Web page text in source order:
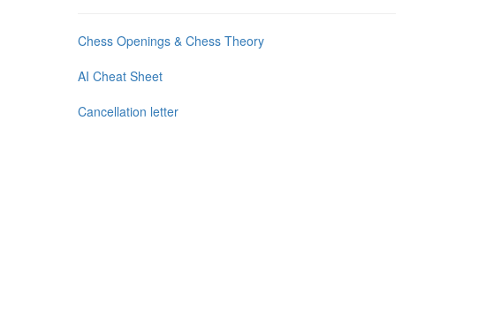
Chess Openings & Chess Theory
AI Cheat Sheet
Cancellation letter